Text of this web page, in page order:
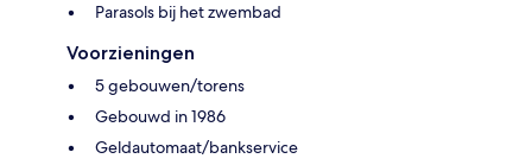
Parasols bij het zwembad
Voorzieningen
5 gebouwen/torens
Gebouwd in 1986
Geldautomaat/bankservice